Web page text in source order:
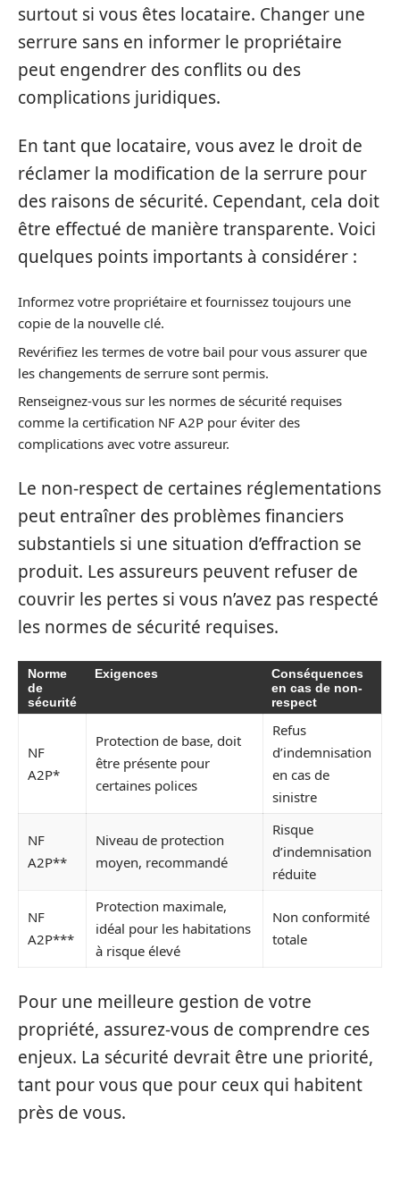
surtout si vous êtes locataire. Changer une
serrure sans en informer le propriétaire
peut engendrer des conflits ou des
complications juridiques.
En tant que locataire, vous avez le droit de
réclamer la modification de la serrure pour
des raisons de sécurité. Cependant, cela doit
être effectué de manière transparente. Voici
quelques points importants à considérer :
Informez votre propriétaire et fournissez toujours une
copie de la nouvelle clé.
Revérifiez les termes de votre bail pour vous assurer que
les changements de serrure sont permis.
Renseignez-vous sur les normes de sécurité requises
comme la certification NF A2P pour éviter des
complications avec votre assureur.
Le non-respect de certaines réglementations
peut entraîner des problèmes financiers
substantiels si une situation d’effraction se
produit. Les assureurs peuvent refuser de
couvrir les pertes si vous n’avez pas respecté
les normes de sécurité requises.
Norme
de
sécurité
Exigences
Conséquences
en cas de non-
respect
NF
A2P*
Protection de base, doit
être présente pour
certaines polices
Refus
d’indemnisation
en cas de
sinistre
NF
A2P**
Niveau de protection
moyen, recommandé
Risque
d’indemnisation
réduite
NF
A2P***
Protection maximale,
idéal pour les habitations
à risque élevé
Non conformité
totale
Pour une meilleure gestion de votre
propriété, assurez-vous de comprendre ces
enjeux. La sécurité devrait être une priorité,
tant pour vous que pour ceux qui habitent
près de vous.